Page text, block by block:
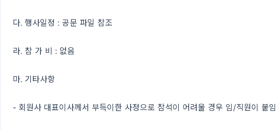
다. 행사일정 : 공문 파일 참조
라. 참 가 비 : 없음
마. 기타사항
- 회원사 대표이사께서 부득이한 사정으로 참석이 어려울 경우 임/직원이